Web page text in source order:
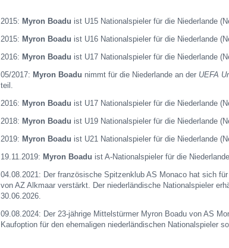
2015: Myron Boadu ist U15 Nationalspieler für die Niederlande
2015: Myron Boadu ist U16 Nationalspieler für die Niederlande
2016: Myron Boadu ist U17 Nationalspieler für die Niederlande
05/2017: Myron Boadu nimmt für die Niederlande an der UEFA
teil.
2016: Myron Boadu ist U17 Nationalspieler für die Niederlande
2018: Myron Boadu ist U19 Nationalspieler für die Niederlande
2019: Myron Boadu ist U21 Nationalspieler für die Niederlande
19.11.2019: Myron Boadu ist A-Nationalspieler für die
04.08.2021: Der französische Spitzenklub AS Monaco hat sich
von AZ Alkmaar verstärkt. Der niederländische Nationalspieler
30.06.2026.
09.08.2024: Der 23-jährige Mittelstürmer Myron Boadu von AS
Kaufoption für den ehemaligen niederländischen Nationalspieler